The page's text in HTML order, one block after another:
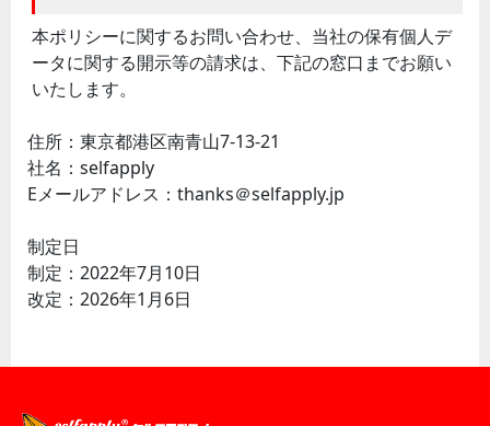
本ポリシーに関するお問い合わせ、当社の保有個人デ
ータに関する開示等の請求は、下記の窓口までお願い
いたします。
住所：東京都港区南青山7-13-21
社名：selfapply
Eメールアドレス：thanks＠selfapply.jp
制定日
制定：2022年7月10日
改定：2026年1月6日